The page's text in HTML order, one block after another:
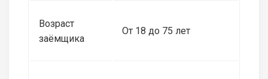
Возраст
заёмщика
От 18 до 75 лет